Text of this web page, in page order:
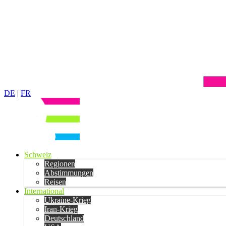
DE | FR
Schweiz
Regionen
Abstimmungen
Reisen
International
Ukraine-Krieg
Iran-Krieg
Deutschland